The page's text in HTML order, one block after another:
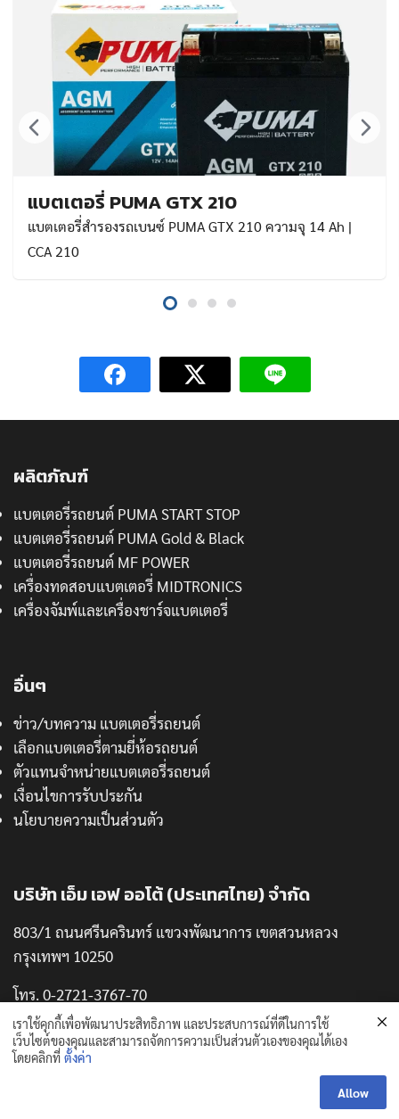
แบตเตอรี่ PUMA GTX 210
แบตเตอรี่สำรองรถเบนซ์ PUMA GTX 210 ความจุ 14 Ah |
CCA 210
ผลิตภัณฑ์
แบตเตอรี่รถยนต์ PUMA START STOP
แบตเตอรี่รถยนต์ PUMA Gold & Black
แบตเตอรี่รถยนต์ MF POWER
เครื่องทดสอบแบตเตอรี่ MIDTRONICS
เครื่องจัมพ์และเครื่องชาร์จแบตเตอรี่
อื่นๆ
ข่าว/บทความ แบตเตอรี่รถยนต์
เลือกแบตเตอรี่ตามยี่ห้อรถยนต์
ตัวแทนจำหน่ายแบตเตอรี่รถยนต์
เงื่อนไขการรับประกัน
นโยบายความเป็นส่วนตัว
บริษัท เอ็ม เอฟ ออโต้ (ประเทศไทย) จำกัด
803/1 ถนนศรีนครินทร์ แขวงพัฒนาการ เขตสวนหลวง
กรุงเทพฯ 10250
โทร. 0-2721-3767-70
แฟกซ์. 0-2721-3771
เราใช้คุกกี้เพื่อพัฒนาประสิทธิภาพ และประสบการณ์ที่ดีในการใช้
เว็บไซต์ของคุณและสามารถจัดการความเป็นส่วนตัวเองของคุณได้เอง
โดยคลิกที่ ตั้งค่า
Allow